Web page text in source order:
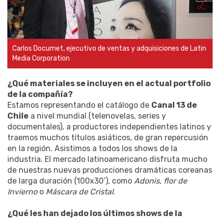
Carlos Documet, ejecutivo de ventas y adquisiciones de Latin
Media Corporation
¿Qué materiales se incluyen en el actual portfolio
de la compañía?
Estamos representando el catálogo de Canal 13 de
Chile a nivel mundial (telenovelas, series y
documentales), a productores independientes latinos y
traemos muchos títulos asiáticos, de gran repercusión
en la región. Asistimos a todos los shows de la
industria. El mercado latinoamericano disfruta mucho
de nuestras nuevas producciones dramáticas coreanas
de larga duración (100x30’), como Adonis, flor de
Inviernoo Máscara de Cristal.
¿Qué les han dejado los últimos shows de la